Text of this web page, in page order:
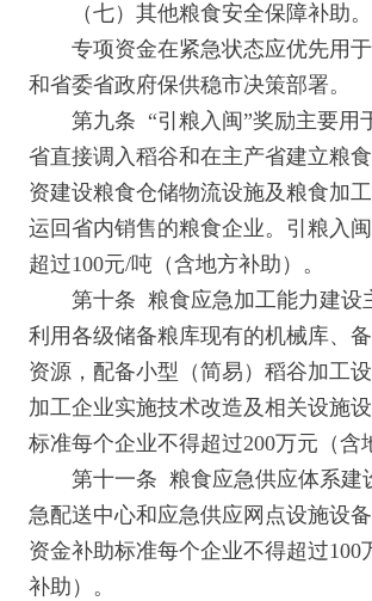
（七）其他粮食安全保障补助。
专项资金在紧急状态应优先用于
和省委省政府保供稳市决策部署。
第九条 “引粮入闽”奖励主要用
省直接调入稻谷和在主产省建立粮
资建设粮食仓储物流设施及粮食加
运回省内销售的粮食企业。引粮入
超过100元/吨（含地方补助）。
第十条 粮食应急加工能力建设
利用各级储备粮库现有的机械库、
资源，配备小型（简易）稻谷加工
加工企业实施技术改造及相关设施
标准每个企业不得超过200万元（含
第十一条 粮食应急供应体系建
急配送中心和应急供应网点设施设备
资金补助标准每个企业不得超过100
补助）。